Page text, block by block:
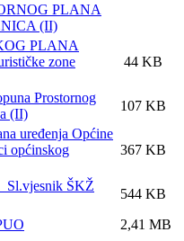
PLANA
(II)
PLANA
zone
44 KB
Prostornog
(II)
107 KB
uređenja Općine
općinskog
367 KB
ŠKŽ
544 KB
2,41 MB